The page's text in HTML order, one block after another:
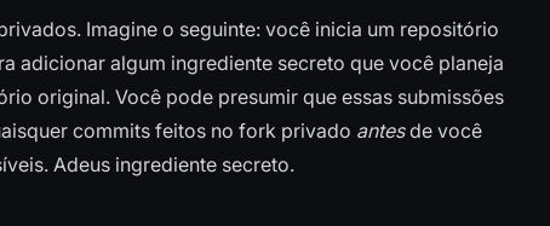
Imagine o seguinte: você inicia um repositório
adicionar algum ingrediente secreto que você planeja
original. Você pode presumir que essas submissões
commits feitos no fork privado antesde você
Adeus ingrediente secreto.